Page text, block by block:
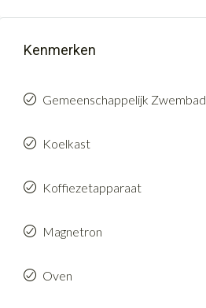
Kenmerken
Gemeenschappelijk Zwembad
Koelkast
Koffiezetapparaat
Magnetron
Oven